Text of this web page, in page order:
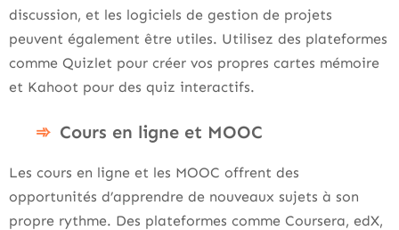
discussion, et les logiciels de gestion de projets
peuvent également être utiles. Utilisez des plateformes
comme Quizlet pour créer vos propres cartes mémoire
et Kahoot pour des quiz interactifs.
Cours en ligne et MOOC
Les cours en ligne et les MOOC offrent des
opportunités d’apprendre de nouveaux sujets à son
propre rythme. Des plateformes comme Coursera, edX,